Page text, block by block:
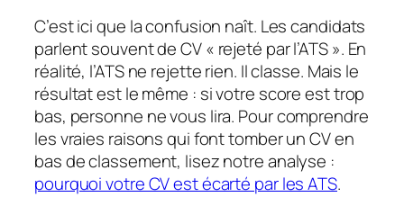
C’est ici que la confusion naît. Les candidats
parlent souvent de CV « rejeté par l’ATS ». En
réalité, l’ATS ne rejette rien. Il classe. Mais le
résultat est le même : si votre score est trop
bas, personne ne vous lira. Pour comprendre
les vraies raisons qui font tomber un CV en
bas de classement, lisez notre analyse :
pourquoi votre CV est écarté par les ATS.